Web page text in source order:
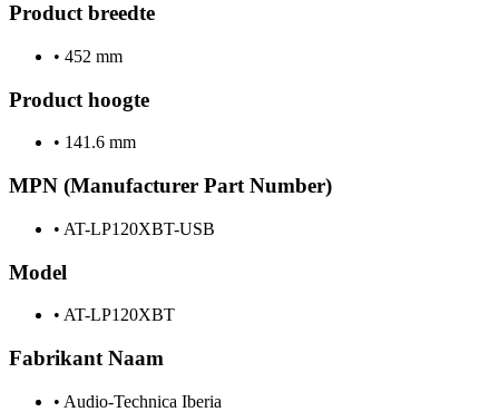
Product breedte
• 452 mm
Product hoogte
• 141.6 mm
MPN (Manufacturer Part Number)
• AT-LP120XBT-USB
Model
• AT-LP120XBT
Fabrikant Naam
• Audio-Technica Iberia